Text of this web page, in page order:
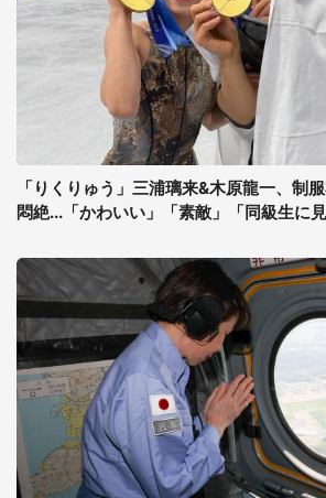
「りくりゅう」三浦璃来&木原龍一、制
悶絶...「かわいい」「素敵」「同級生に見